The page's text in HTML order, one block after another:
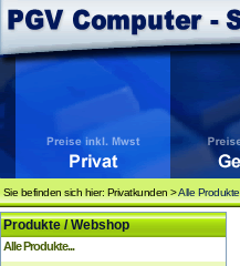
Sie befinden sich hier: Privatkunden >Alle Produkte
Produkte / Webshop
Alle Produkte...